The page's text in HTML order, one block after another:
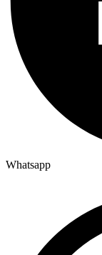
Whatsapp